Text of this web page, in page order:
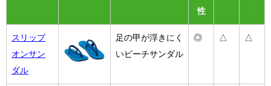
性
スリップ
オンサン
ダル
足の甲が浮きにく
いビーチサンダル
◎ △ △